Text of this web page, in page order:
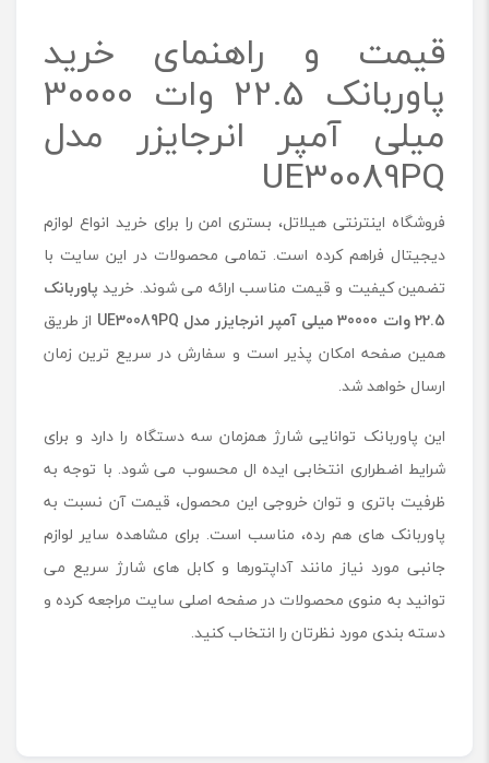
قیمت و راهنمای خرید
پاوربانک 22.5 وات 30000
میلی آمپر انرجایزر مدل
UE30089PQ
فروشگاه اینترنتی هیلاتل، بستری امن را برای خرید انواع لوازم
دیجیتال فراهم کرده است. تمامی محصولات در این سایت با
تضمین کیفیت و قیمت مناسب ارائه می شوند. خرید پاوربانک
22.5 وات 30000 میلی آمپر انرجایزر مدل
UE30089PQ از طریق
همین صفحه امکان پذیر است و سفارش در سریع ترین زمان
ارسال خواهد شد.
این پاوربانک توانایی شارژ همزمان سه دستگاه را دارد و برای
شرایط اضطراری انتخابی ایده ال محسوب می شود. با توجه به
ظرفیت باتری و توان خروجی این محصول، قیمت آن نسبت به
پاوربانک های هم رده، مناسب است. برای مشاهده سایر لوازم
جانبی مورد نیاز مانند آداپتورها و کابل های شارژ سریع می
توانید به منوی محصولات در صفحه اصلی سایت مراجعه کرده و
دسته بندی مورد نظرتان را انتخاب کنید.